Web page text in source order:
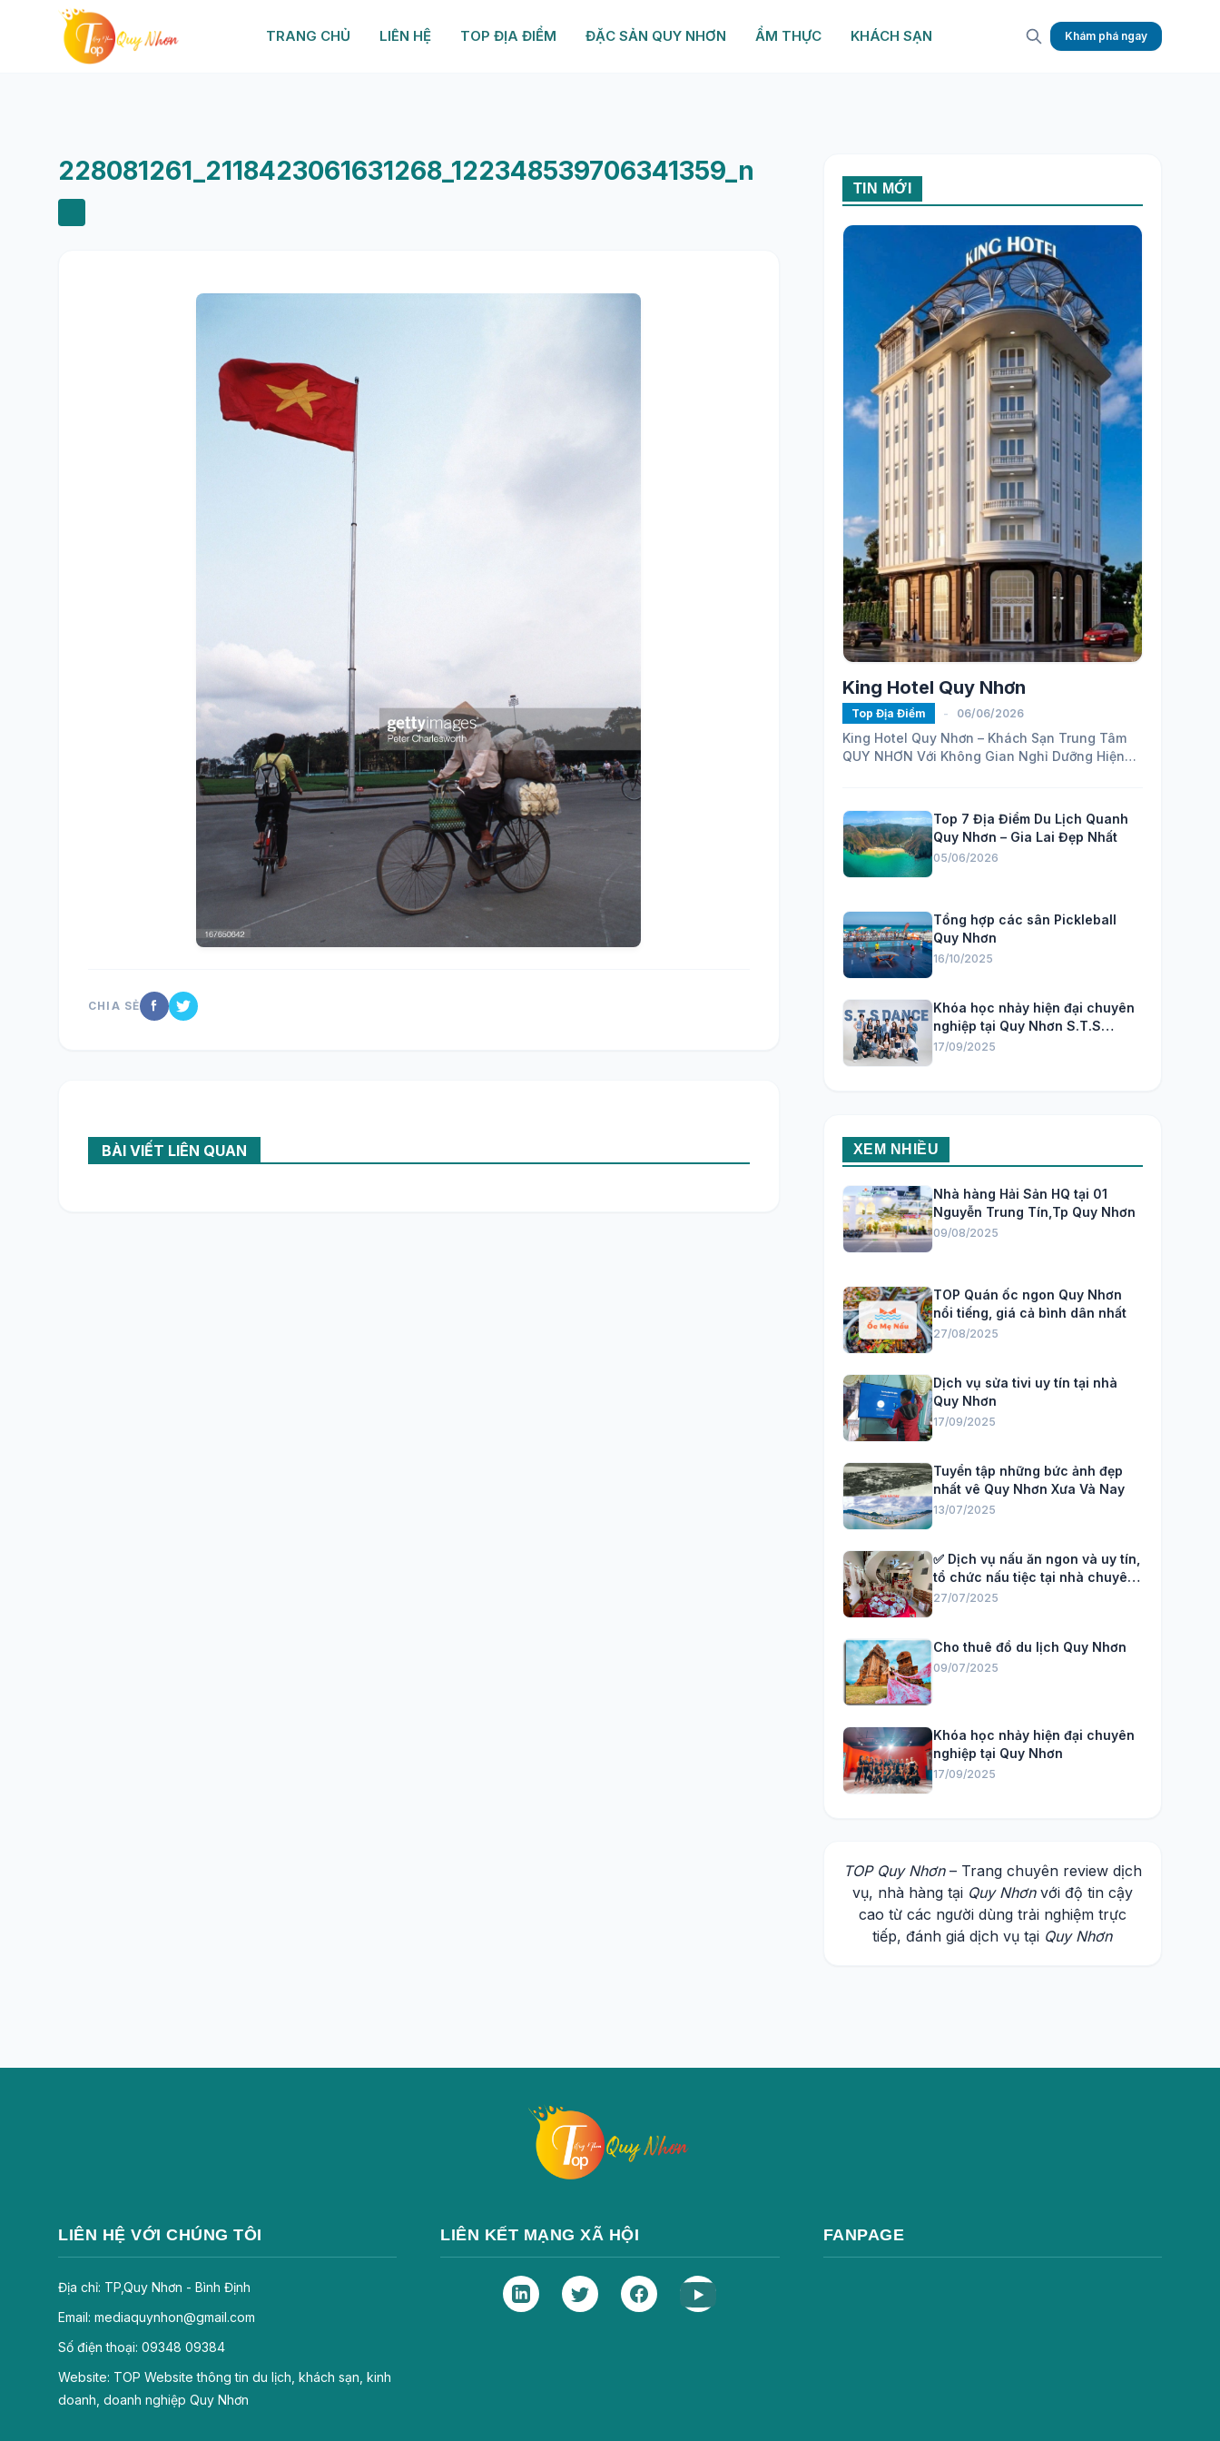
TRANG CHỦ LIÊN HỆ TOP ĐỊA ĐIỂM ĐẶC SẢN QUY NHƠN ẨM THỰC KHÁCH SẠN Khám phá ngay
228081261_2118423061631268_122348539706341359_n
CHIA SẺ
BÀI VIẾT LIÊN QUAN
TIN MỚI
King Hotel Quy Nhơn
Top Địa Điểm - 06/06/2026
King Hotel Quy Nhơn – Khách Sạn Trung Tâm
QUY NHƠN Với Không Gian Nghỉ Dưỡng Hiện
Top 7 Địa Điểm Du Lịch Quanh
Quy Nhơn – Gia Lai Đẹp Nhất
05/06/2026
Tổng hợp các sân Pickleball
Quy Nhơn
16/10/2025
Khóa học nhảy hiện đại chuyên
nghiệp tại Quy Nhơn S.T.S
Dance Studio
17/09/2025
XEM NHIỀU
Nhà hàng Hải Sản HQ tại 01
Nguyễn Trung Tín,Tp Quy Nhơn
09/08/2025
TOP Quán ốc ngon Quy Nhơn
nổi tiếng, giá cả bình dân nhất
27/08/2025
Dịch vụ sửa tivi uy tín tại nhà
Quy Nhơn
17/09/2025
Tuyển tập những bức ảnh đẹp
nhất vê Quy Nhơn Xưa Và Nay
13/07/2025
✅ Dịch vụ nấu ăn ngon và uy tín,
tổ chức nấu tiệc tại nhà chuyên
Nghiệp
27/07/2025
Cho thuê đồ du lịch Quy Nhơn
09/07/2025
Khóa học nhảy hiện đại chuyên
nghiệp tại Quy Nhơn
17/09/2025
TOP Quy Nhơn– Trang chuyên review dịch
vụ, nhà hàng tại Quy Nhơnvới độ tin cậy
cao từ các người dùng trải nghiệm trực
tiếp, đánh giá dịch vụ tại Quy Nhơn
LIÊN HỆ VỚI CHÚNG TÔI
Địa chỉ: TP,Quy Nhơn - Bình Định
Email: mediaquynhon@gmail.com
Số điện thoại: 09348 09384
Website: TOP Website thông tin du lịch, khách sạn, kinh
doanh, doanh nghiệp Quy Nhơn
LIÊN KẾT MẠNG XÃ HỘI FANPAGE